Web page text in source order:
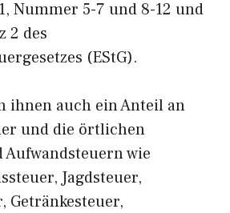
Nummer 5-7 und 8-12 und
2 des
(EStG).
ihnen auch ein Anteil an
und die örtlichen
wie
Jagdsteuer,
Getränkesteuer,